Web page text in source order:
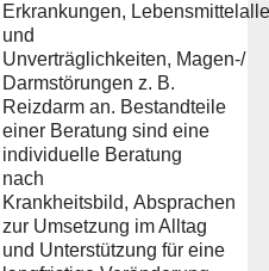
Erkrankungen,
und
Unverträglichkeiten, Magen-/
Darmstörungen z. B.
Reizdarm an. Bestandteile
einer Beratung sind eine
individuelle Beratung
nach
Krankheitsbild, Absprachen
zur Umsetzung im Alltag
und Unterstützung für eine